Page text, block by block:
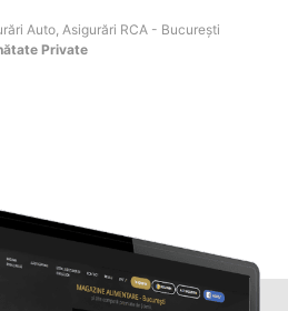
Auto, Asigurări RCA - Bucureşti
Private